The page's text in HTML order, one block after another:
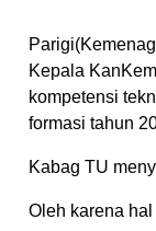
Kepala
kompetensi
formasi tahun
Kabag TU
Oleh karena